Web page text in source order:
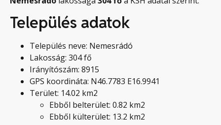
Település adatok
Település neve: Nemesrádó
Lakosság: 304 fő
Irányítószám: 8915
GPS koordináta: N46.7783 E16.9941
Terület: 14.02 km2
Ebből belterület: 0.82 km2
Ebből külterület: 13.2 km2